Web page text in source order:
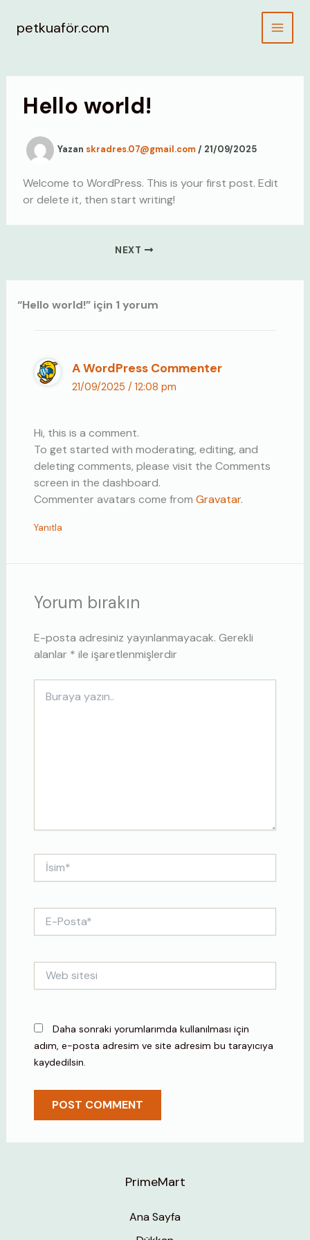
atlapetkuaför.com
Hello world!
Yazan skradres.07@gmail.com / 21/09/2025
Welcome to WordPress. This is your first post. Edit
or delete it, then start writing!
NEXT
“Hello world!” için 1 yorum
A WordPress Commenter
21/09/2025 / 12:08 pm
Hi, this is a comment.
To get started with moderating, editing, and
deleting comments, please visit the Comments
screen in the dashboard.
Commenter avatars come from Gravatar.
Yanıtla
Yorum bırakın
E-posta adresiniz yayınlanmayacak. Gerekli
alanlar * ile işaretlenmişlerdir
yazın..
İsim*
Posta*
sitesi
Daha sonraki yorumlarımda kullanılması için
adım, e-posta adresim ve site adresim bu tarayıcıya
kaydedilsin.
PrimeMart
Ana Sayfa